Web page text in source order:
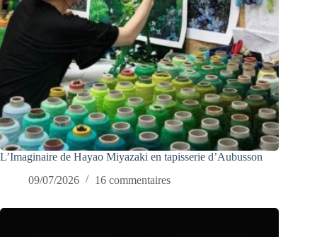
L’Imaginaire de Hayao Miyazaki en tapisserie d’Aubusson
09/07/2026
16 commentaires